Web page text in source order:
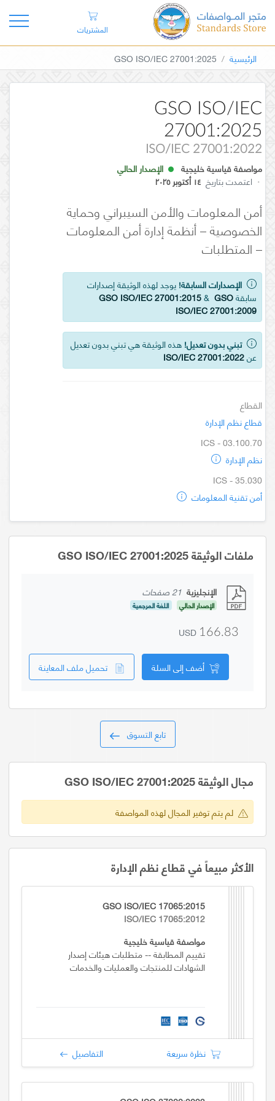
المشتريات
الرئيسية GSO ISO/IEC 27001:2025
GSO ISO/IEC
27001:2025
ISO/IEC 27001:2022
مواصفة قياسية خليجية
الإصدار الحالي
· اعتمدت بتاريخ ١٤ أكتوبر ٢٠٢٥
أمن المعلومات والأمن السيبراني وحماية
الخصوصية – أنظمة إدارة أمن المعلومات
– المتطلبات
الإصدارات السابقة! يوجد لهذه الوثيقة إصدارات
سابقة
GSO ISO/IEC 27001:2015& GSO
ISO/IEC 27001:2009
تبني بدون تعديل! هذه الوثيقة هي تبني بدون تعديل
عنISO/IEC 27001:2022
القطاع
قطاع نظم الإدارة
ICS - 03.100.70
نظم الإدارة
ICS - 35.030
أمن تقنية المعلومات
ملفات الوثيقة GSO ISO/IEC 27001:2025
الإنجليزية 21 صفحات
الإصدار الحالي اللغة المرجعية
USD 166.83
أضف إلى السلة تحميل ملف المعاينة
تابع التسوق
مجال الوثيقة GSO ISO/IEC 27001:2025
لم يتم توفير المجال لهذه المواصفة
الأكثر مبيعاً في قطاع نظم الإدارة
GSO ISO/IEC 17065:2015
ISO/IEC 17065:2012
مواصفة قياسية خليجية
تقييم المطابقة -- متطلبات هيئات إصدار
الشهادات للمنتجات والعمليات والخدمات
نظرة سريعة التفاصيل